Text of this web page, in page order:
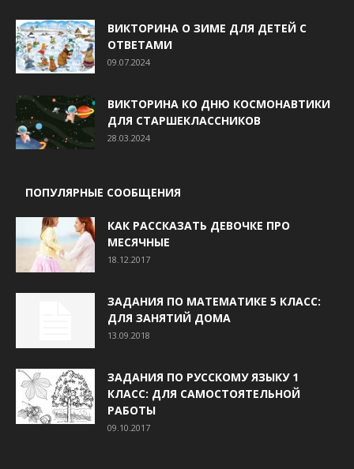
ВИКТОРИНА О ЗИМЕ ДЛЯ ДЕТЕЙ С
ОТВЕТАМИ
09.07.2024
ВИКТОРИНА КО ДНЮ КОСМОНАВТИКИ
ДЛЯ СТАРШЕКЛАССНИКОВ
28.03.2024
ПОПУЛЯРНЫЕ СООБЩЕНИЯ
КАК РАССКАЗАТЬ ДЕВОЧКЕ ПРО
МЕСЯЧНЫЕ
18.12.2017
ЗАДАНИЯ ПО МАТЕМАТИКЕ 5 КЛАСС:
ДЛЯ ЗАНЯТИЙ ДОМА
13.09.2018
ЗАДАНИЯ ПО РУССКОМУ ЯЗЫКУ 1
КЛАСС: ДЛЯ САМОСТОЯТЕЛЬНОЙ
РАБОТЫ
09.10.2017